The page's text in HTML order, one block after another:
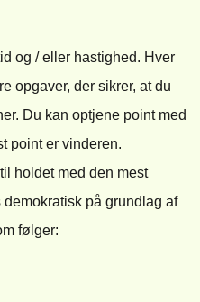
og / eller hastighed. Hver
opgaver, der sikrer, at du
Du kan optjene point med
point er vinderen.
holdet med den mest
på grundlag af
følger: